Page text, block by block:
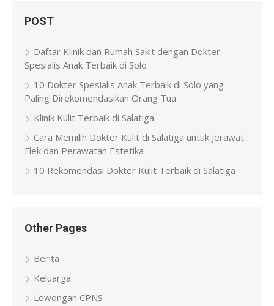
POST
Daftar Klinik dan Rumah Sakit dengan Dokter
Spesialis Anak Terbaik di Solo
10 Dokter Spesialis Anak Terbaik di Solo yang
Paling Direkomendasikan Orang Tua
Klinik Kulit Terbaik di Salatiga
Cara Memilih Dokter Kulit di Salatiga untuk Jerawat
Flek dan Perawatan Estetika
10 Rekomendasi Dokter Kulit Terbaik di Salatiga
Other Pages
Berita
Keluarga
Lowongan CPNS